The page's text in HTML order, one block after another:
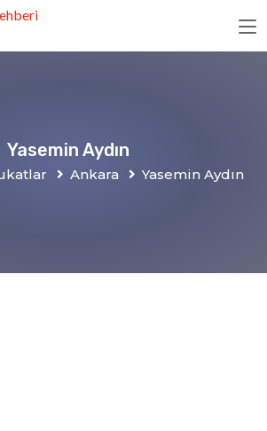
Yasemin Aydın
Ankara Yasemin Aydın